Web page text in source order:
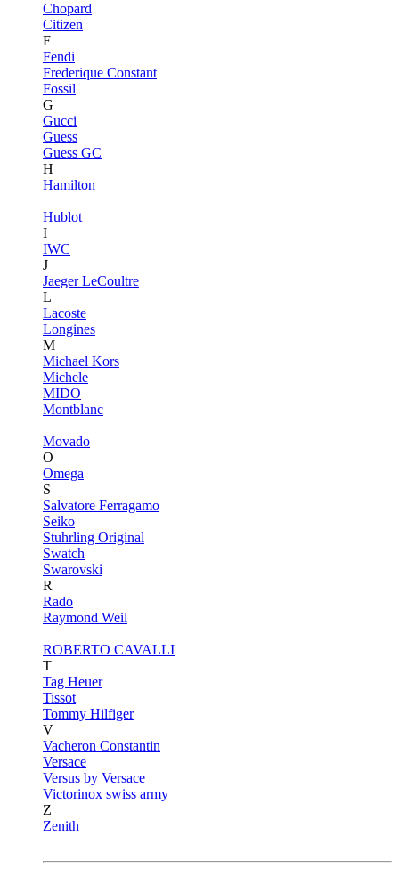
Chopard
Citizen
F
Fendi
Frederique Constant
Fossil
G
Gucci
Guess
Guess GC
H
Hamilton
Hublot
I
IWC
J
Jaeger LeCoultre
L
Lacoste
Longines
M
Michael Kors
Michele
MIDO
Montblanc
Movado
O
Omega
S
Salvatore Ferragamo
Seiko
Stuhrling Original
Swatch
Swarovski
R
Rado
Raymond Weil
ROBERTO CAVALLI
T
Tag Heuer
Tissot
Tommy Hilfiger
V
Vacheron Constantin
Versace
Versus by Versace
Victorinox swiss army
Z
Zenith